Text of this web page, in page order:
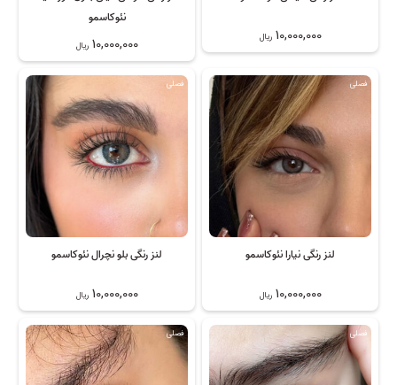
10,000,000 ریال
نئوکاسمو
10,000,000 ریال
لنز رنگی نیارا نئوکاسمو
10,000,000 ریال
فصلی
لنز رنگی بلو نچرال نئوکاسمو
10,000,000 ریال
فصلی
فصلی فصلی